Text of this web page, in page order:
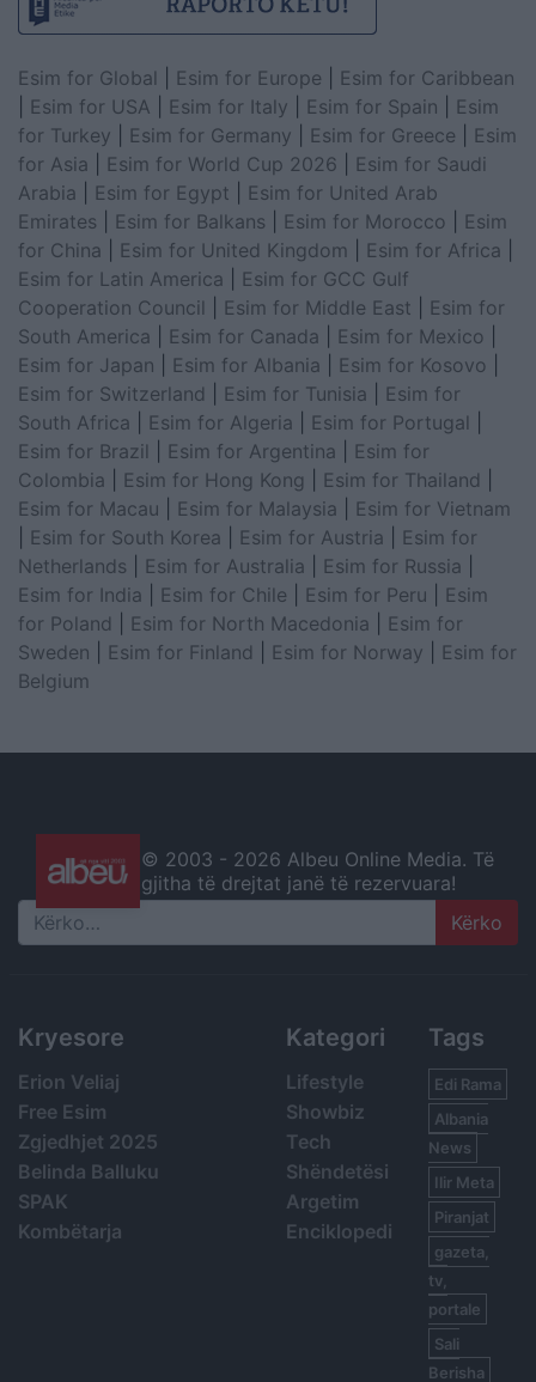
Esim for Global Esim for Europe
Esim for Caribbean
Esim for USA Esim for Italy Esim for Spain
Esim
for Turkey
Esim for Germany Esim for Greece
Esim
for Asia
Esim for World Cup 2026
Esim for Saudi
Arabia
Esim for Egypt
Esim for United Arab
Emirates
Esim for Balkans Esim for Morocco
Esim
for China
Esim for United Kingdom Esim for Africa
Esim for Latin America
Esim for GCC Gulf
Cooperation Council
Esim for Middle East
Esim for
South America
Esim for Canada Esim for Mexico
Esim for Japan
Esim for Albania Esim for Kosovo
Esim for Switzerland
Esim for Tunisia
Esim for
South Africa
Esim for Algeria Esim for Portugal
Esim for Brazil
Esim for Argentina
Esim for
Colombia
Esim for Hong Kong Esim for Thailand
Esim for Macau
Esim for Malaysia
Esim for Vietnam
Esim for South Korea Esim for Austria
Esim for
Netherlands
Esim for Australia Esim for Russia
Esim for India
Esim for Chile Esim for Peru
Esim
for Poland
Esim for North Macedonia
Esim for
Sweden
Esim for Finland Esim for Norway
Esim for
Belgium
© 2003 - 2026 Albeu Online Media. Të
gjitha të drejtat janë të rezervuara!
Search
Kryesore
Erion Veliaj
Free Esim
Zgjedhjet 2025
Belinda Balluku
SPAK
Kombëtarja
Kategori
Lifestyle
Showbiz
Tech
Shëndetësi
Argetim
Enciklopedi
Tags
Edi Rama
Albania
News
Ilir Meta
Piranjat
gazeta,
tv,
portale
Sali
Berisha